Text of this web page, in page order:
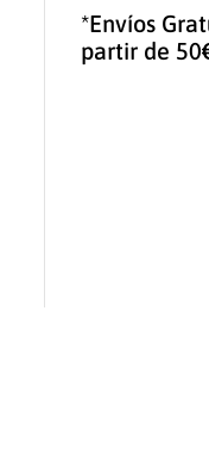
*Envíos
partir de